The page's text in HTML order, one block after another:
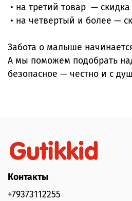
• на третий товар — скидка
• на четвертый и более —
Забота о малыше
А мы поможем подобрать
безопасное — честно и с
Контакты
+79373112255